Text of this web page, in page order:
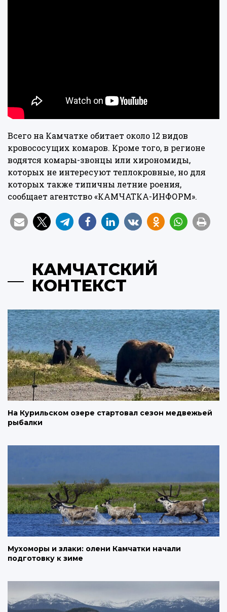
Всего на Камчатке обитает около 12 видов
кровососущих комаров. Кроме того, в регионе
водятся комары-звонцы или хирономиды,
которых не интересуют теплокровные, но для
которых также типичны летние роения,
сообщает агентство «КАМЧАТКА-ИНФОРМ».
КАМЧАТСКИЙ
КОНТЕКСТ
На Курильском озере стартовал сезон медвежьей
рыбалки
Мухоморы и злаки: олени Камчатки начали
подготовку к зиме